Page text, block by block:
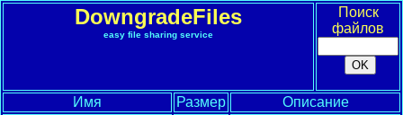
DowngradeFiles
easy file sharing service
Поиск
файлов
Имя Размер Описание